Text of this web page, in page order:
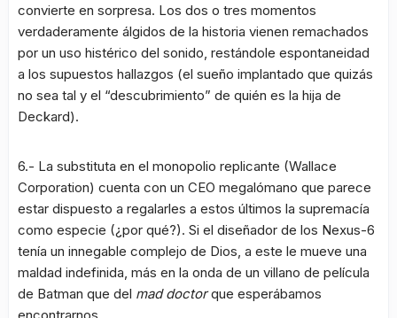
convierte en sorpresa. Los dos o tres momentos
verdaderamente álgidos de la historia vienen remachados
por un uso histérico del sonido, restándole espontaneidad
a los supuestos hallazgos (el sueño implantado que quizás
no sea tal y el “descubrimiento” de quién es la hija de
Deckard).
6.- La substituta en el monopolio replicante (Wallace
Corporation) cuenta con un CEO megalómano que parece
estar dispuesto a regalarles a estos últimos la supremacía
como especie (¿por qué?). Si el diseñador de los Nexus-6
tenía un innegable complejo de Dios, a este le mueve una
maldad indefinida, más en la onda de un villano de película
de Batman que del mad doctorque esperábamos